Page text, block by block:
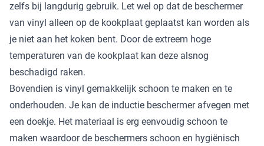
zelfs bij langdurig gebruik. Let wel op dat de beschermer
van vinyl alleen op de kookplaat geplaatst kan worden als
je niet aan het koken bent. Door de extreem hoge
temperaturen van de kookplaat kan deze alsnog
beschadigd raken.
Bovendien is vinyl gemakkelijk schoon te maken en te
onderhouden. Je kan de inductie beschermer afvegen met
een doekje. Het materiaal is erg eenvoudig schoon te
maken waardoor de beschermers schoon en hygiënisch